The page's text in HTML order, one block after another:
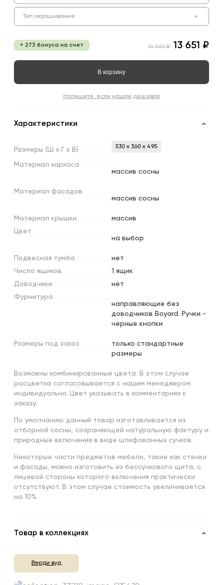
Тип окрашивания
+ 273 бонуса на счет 16 060 ₽ 13 651 ₽
В корзину
Напишите, если нашли дешевле
Характеристики
Размеры (Ш х х В) 530 x 360 x 495
Материал каркаса
массив сосны
Материал фасадов
массив сосны
Материал крышки
массив
Цвет
на выбор
Подвесная тумба
нет
Число ящиков
1 ящик
Доводчики
нет
Фурнитура
направляющие без
доводчиков Boyard. Ручки -
черные кнопки
Размеры под заказ
только стандартные
размеры
Возможны комбинированные цвета. В этом случае
расцветка согласовывается с нашим менеджером
индивидуально. Цвет указывать в комментариях к
заказу.
По умолчанию данный товар изготавливается из
отборной сосны, сохраняющей натуральную фактуру и
природные включения в виде шлифованных сучков.
Некоторые части предметов мебели, такие как стенки
и фасады, можно изготовить из бессучкового щита, с
лицевой стороны которого включения практически
отсутствуют. В этом случае стоимость увеличивается
на 10%
Товар в коллекциях
Верди вуд